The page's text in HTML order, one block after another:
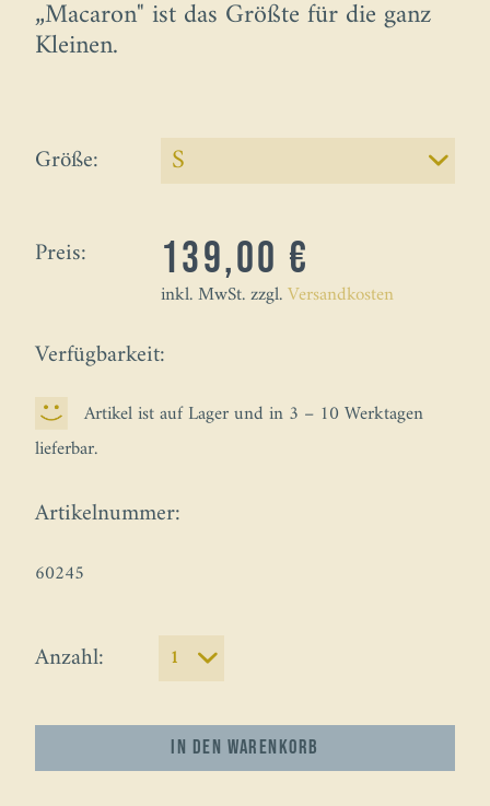
„Macaron" ist das Größte für die ganz
Kleinen.
Größe:
Preis: 139,00 €
inkl. MwSt. zzgl.Versandkosten
Verfügbarkeit:
Artikel ist auf Lager und in 3 – 10 Werktagen
lieferbar.
Artikelnummer:
60245
Anzahl:
In den Warenkorb